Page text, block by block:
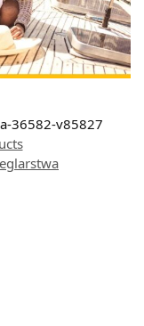
36582-v85827